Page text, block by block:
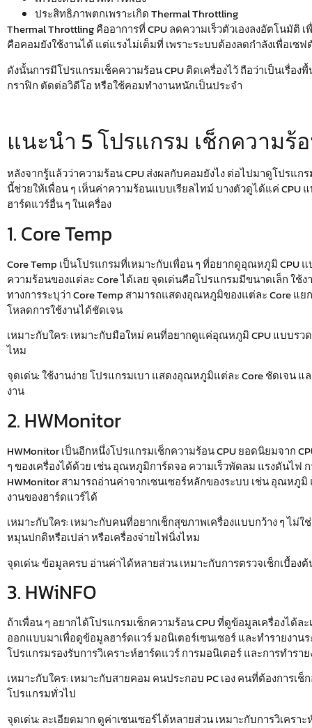
ประสิทธิภาพตกเพราะเกิด Thermal Throttling
Thermal Throttlingคืออาการที่ CPU ลดความเร็วตัวเองลงอัตโนมัติ
คือคอมยังใช้งานได้ แต่แรงไม่เต็มที่ เพราะระบบต้องลดกำลังเพื่อเซฟ
ดังนั้นการมีโปรแกรมเช็คความร้อน CPUติดเครื่องไว้ ถือว่าเป็นเรื่อง
กราฟิก ตัดต่อวิดีโอ หรือใช้คอมทำงานหนักเป็นประจำ
แนะนำ 5 โปรแกรม เช็กความร้
หลังจากรู้แล้วว่าความร้อน CPU ส่งผลกับคอมยังไง ต่อไปมาดูโปรแก
นี้ช่วยให้เพื่อน ๆ เห็นค่าความร้อนแบบเรียลไทม์ บางตัวดูได้แค่ CPU
ฮาร์ดแวร์อื่น ๆ ในเครื่อง
1. Core Temp
Core Temp เป็นโปรแกรมที่เหมาะกับเพื่อน ๆ ที่อยากดูอุณหภูมิ CPU
ความร้อนของแต่ละ Core ได้เลย จุดเด่นคือโปรแกรมมีขนาดเล็ก ใ
ทางการระบุว่า Core Temp สามารถแสดงอุณหภูมิของแต่ละ Core แ
โหลดการใช้งานได้ชัดเจน
เหมาะกับใคร: เหมาะกับมือใหม่ คนที่อยากดูแค่อุณหภูมิ CPU แบบรว
ไหม
จุดเด่น:ใช้งานง่าย โปรแกรมเบา แสดงอุณหภูมิแต่ละ Core ชัดเจน แ
งาน
2. HWMonitor
HWMonitor เป็นอีกหนึ่งโปรแกรมเช็กความร้อน CPUยอดนิยมจาก
ๆ ของเครื่องได้ด้วย เช่น อุณหภูมิการ์ดจอ ความเร็วพัดลม แรงดันไฟ ก
HWMonitor สามารถอ่านค่าจากเซนเซอร์หลักของระบบ เช่น อุณหภู
งานของฮาร์ดแวร์ได้
เหมาะกับใคร: เหมาะกับคนที่อยากเช็กสุขภาพเครื่องแบบกว้าง ๆ ไม่
หมุนปกติหรือเปล่า หรือเครื่องจ่ายไฟนิ่งไหม
จุดเด่น:ข้อมูลครบ อ่านค่าได้หลายส่วน เหมาะกับการตรวจเช็กเบื้อง
3. HWiNFO
ถ้าเพื่อน ๆ อยากได้โปรแกรมเช็กความร้อน CPUที่ดูข้อมูลเครื่องได้ละ
ออกแบบมาเพื่อดูข้อมูลฮาร์ดแวร์ มอนิเตอร์เซนเซอร์ และทำรายงาน
โปรแกรมรองรับการวิเคราะห์ฮาร์ดแวร์ การมอนิเตอร์ และการทำราย
เหมาะกับใคร: เหมาะกับสายคอม คนประกอบ PC เอง คนที่ต้องการ
โปรแกรมทั่วไป
จุดเด่น: ละเอียดมาก ดูค่าเซนเซอร์ได้หลายส่วน เหมาะกับการวิเครา